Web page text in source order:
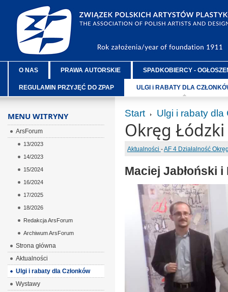
O NAS PRAWA AUTORSKIE SPADKOBIERCY -
REGULAMIN PRZYJĘĆ DO ZPAP ULGI i RABATY DLA
Start Ulgi i rabaty dla
Okręg Łódzki
Aktualności -AF 4 Działalność
Maciej Jabłoński
MENU WITRYNY
ArsForum
13/2023
14/2023
15/2024
16/2024
17/2025
18/2026
Redakcja ArsForum
Archiwum ArsForum
Strona główna
Aktualności
Ulgi i rabaty dla Członków
Wystawy